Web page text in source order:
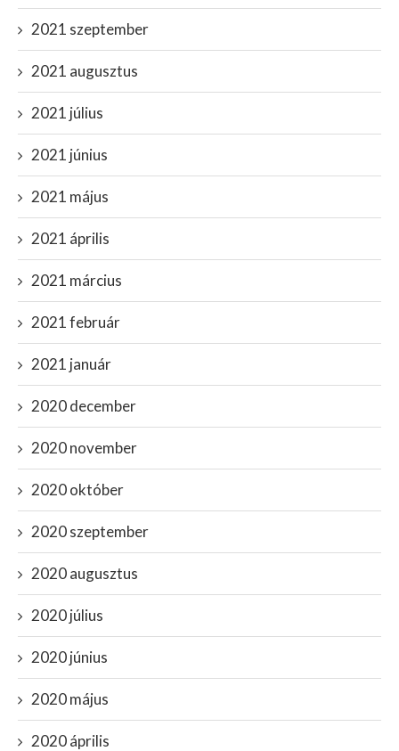
2021 szeptember
2021 augusztus
2021 július
2021 június
2021 május
2021 április
2021 március
2021 február
2021 január
2020 december
2020 november
2020 október
2020 szeptember
2020 augusztus
2020 július
2020 június
2020 május
2020 április